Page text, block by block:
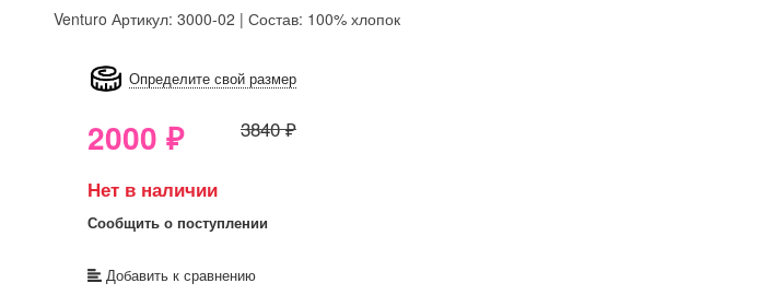
Venturo Артикул: 3000-02 | Состав: 100% хлопок
Определите свой размер
2000 ₽ 3840 ₽
Нет в наличии
Сообщить о поступлении
Добавить к сравнению